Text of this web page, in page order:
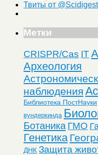
Твиты от @Scidigest
Метки
CRISPR/Cas IT
Археология
наблюдения
Библиотека ПостНауки
вундеркинда
Ботаника ГМО
Генетика
ДНК Защита